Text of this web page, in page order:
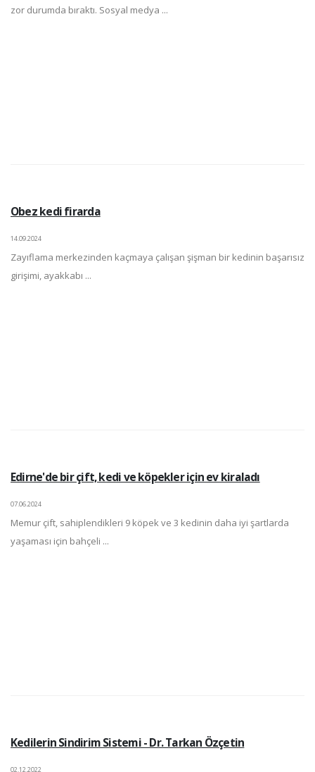
zor durumda bıraktı. Sosyal medya ...
Obez kedi firarda
14.09.2024
Zayıflama merkezinden kaçmaya çalışan şişman bir kedinin başarısız
girişimi, ayakkabı ...
Edirne'de bir çift, kedi ve köpekler için ev kiraladı
07.06.2024
Memur çift, sahiplendikleri 9 köpek ve 3 kedinin daha iyi şartlarda
yaşaması için bahçeli ...
Kedilerin Sindirim Sistemi - Dr. Tarkan Özçetin
02.12.2022